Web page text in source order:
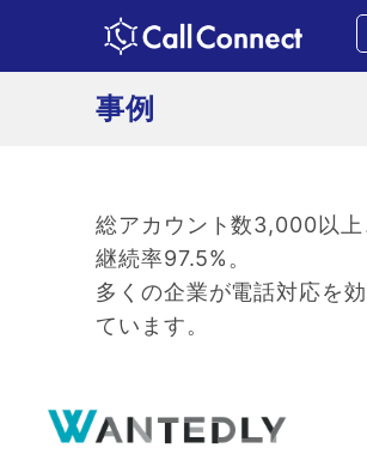
事例
総アカウント数3,000以上
継続率97.5%。
多くの企業が電話対応を
ています。